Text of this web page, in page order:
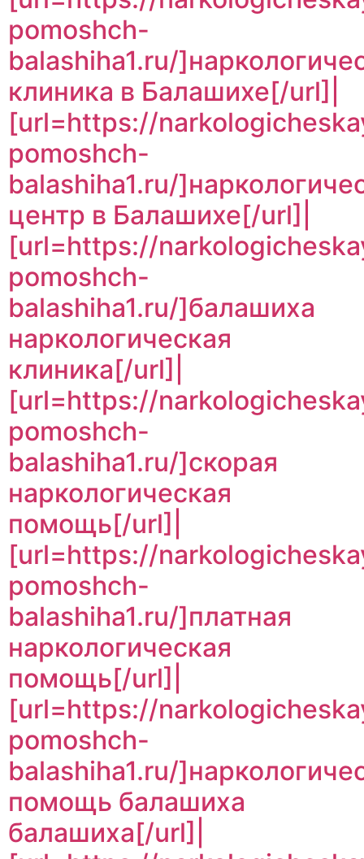
pomoshch-
balashiha1.ru/
клиника в Балашихе[/url]|
[url=https://
pomoshch-
balashiha1.ru/
центр в Балашихе[/url]|
[url=https://
pomoshch-
balashiha1.ru/]балашиха
наркологическая
клиника[/url]|
[url=https://
pomoshch-
balashiha1.ru/]скорая
наркологическая
помощь[/url]|
[url=https://
pomoshch-
balashiha1.ru/]платная
наркологическая
помощь[/url]|
[url=https://
pomoshch-
balashiha1.ru/
помощь балашиха
балашиха[/url]|